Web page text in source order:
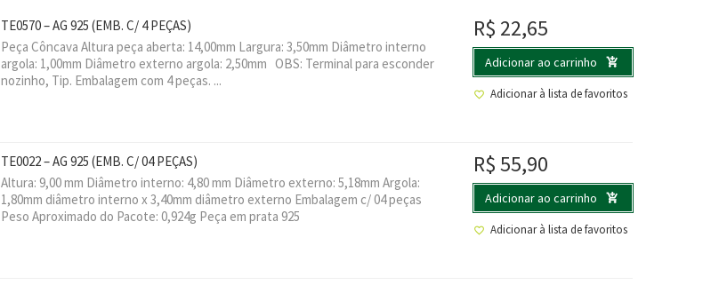
TE0570 – AG 925 (EMB. C/ 4 PEÇAS)
Peça Côncava Altura peça aberta: 14,00mm Largura: 3,50mm Diâmetro interno
argola: 1,00mm Diâmetro externo argola: 2,50mm OBS: Terminal para esconder
nozinho, Tip. Embalagem com 4 peças. ...
R$ 22,65
Adicionar ao carrinho
Adicionar à lista de favoritos
TE0022 – AG 925 (EMB. C/ 04 PEÇAS)
Altura: 9,00 mm Diâmetro interno: 4,80 mm Diâmetro externo: 5,18mm Argola:
1,80mm diâmetro interno x 3,40mm diâmetro externo Embalagem c/ 04 peças
Peso Aproximado do Pacote: 0,924g Peça em prata 925
R$55,90
Adicionar ao carrinho
Adicionar à lista de favoritos